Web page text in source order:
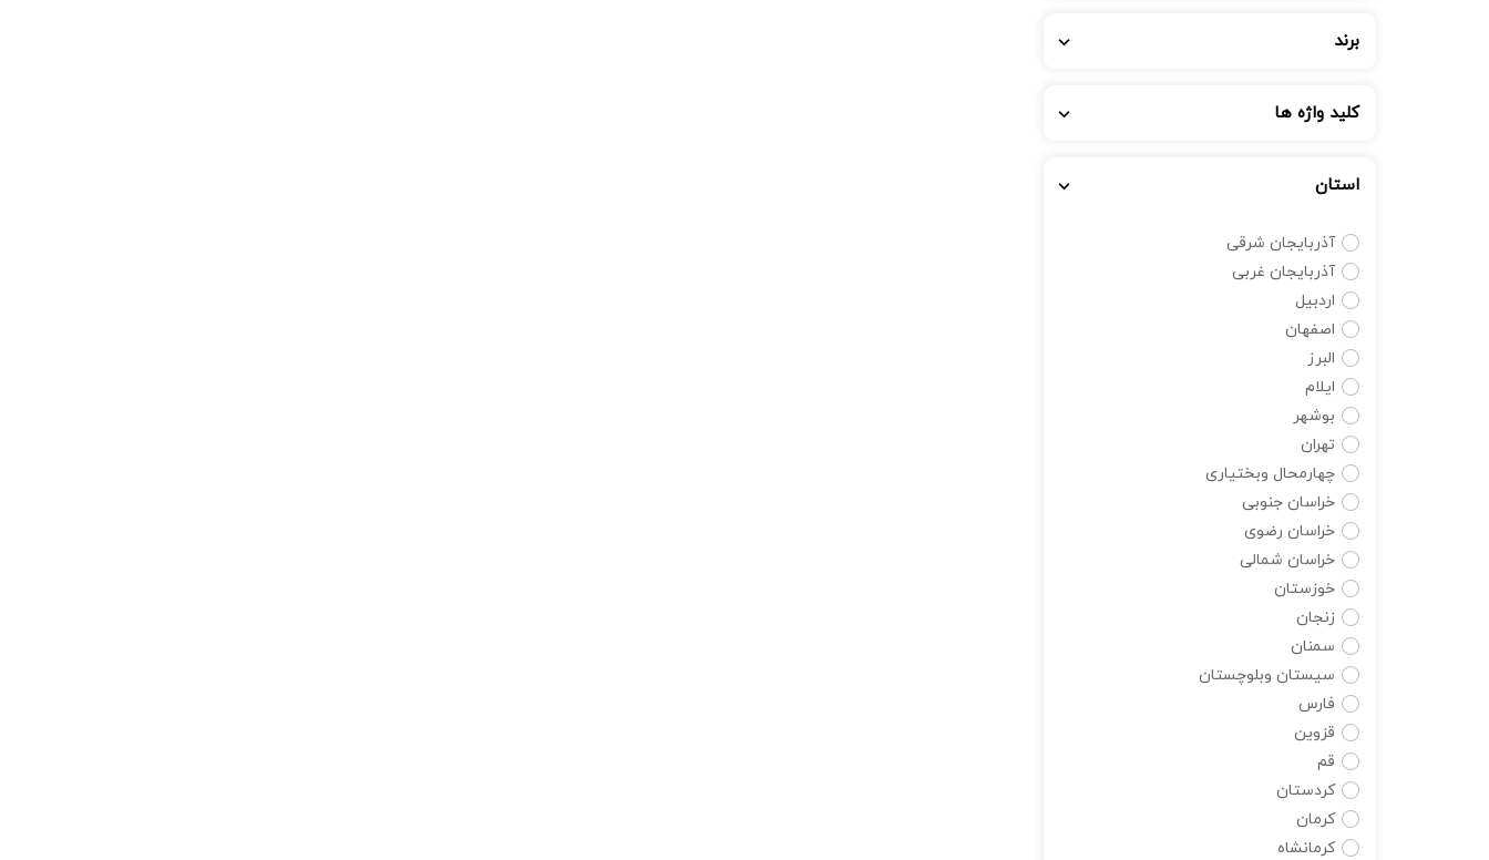
برند
کلید واژه ها
استان
آذربایجان شرقی
آذربایجان غربی
اردبیل
اصفهان
البرز
ایلام
بوشهر
تهران
چهارمحال وبختیاری
خراسان جنوبی
خراسان رضوی
خراسان شمالی
خوزستان
زنجان
سمنان
سیستان وبلوچستان
فارس
قزوین
قم
کردستان
کرمان
کرمانشاه